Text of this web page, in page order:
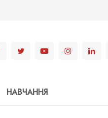
НАВЧАННЯ